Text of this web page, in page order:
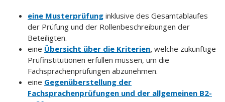
eine Musterprüfung inklusive des Gesamtablaufes
der Prüfung und der Rollenbeschreibungen der
Beteiligten.
eine Übersicht über die Kriterien, welche zukünftige
Prüfinstitutionen erfüllen müssen, um die
Fachsprachenprüfungen abzunehmen.
eine Gegenüberstellung der
Fachsprachenprüfungen und der allgemeinen B2-